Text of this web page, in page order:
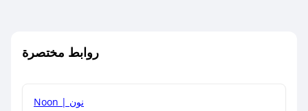
روابط مختصرة
Noon | نون